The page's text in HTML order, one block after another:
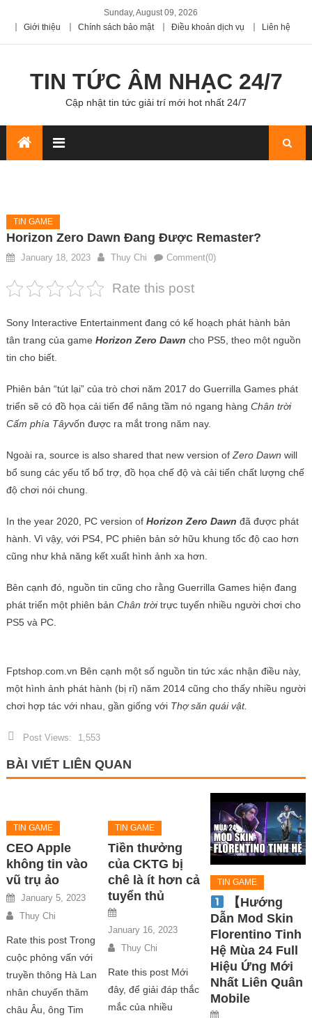
Sunday, August 09, 2026
Giới thiệu
Chính sách bảo mật Điều khoản dịch vụ Liên hệ
TIN TỨC ÂM NHẠC 24/7
Cập nhật tin tức giải trí mới hot nhất 24/7
TIN GAME
Horizon Zero Dawn Đang Được Remaster?
January 18, 2023 Thuy Chi Comment(0)
Rate this post
Sony Interactive Entertainment đang có kế hoạch phát hành bản
tân trang của game Horizon Zero Dawn cho PS5, theo một nguồn
tin cho biết.
Phiên bản “tút lại” của trò chơi năm 2017 do Guerrilla Games phát
triển sẽ có đồ họa cải tiến để nâng tầm nó ngang hàng Chân trời
Cấm phía Tâyvốn được ra mắt trong năm nay.
Ngoài ra, source is also shared that new version of Zero Dawn will
bổ sung các yếu tố bổ trợ, đồ họa chế độ và cải tiến chất lượng chế
độ chơi nói chung.
In the year 2020, PC version of Horizon Zero Dawn đã được phát
hành. Vì vậy, với PS4, PC phiên bản sở hữu khung tốc độ cao hơn
cũng như khả năng kết xuất hình ảnh xa hơn.
Bên cạnh đó, nguồn tin cũng cho rằng Guerrilla Games hiện đang
phát triển một phiên bản Chân trờitrực tuyến nhiều người chơi cho
PS5 và PC.
Fptshop.com.vn Bên cạnh một số nguồn tin tức xác nhận điều này,
một hình ảnh phát hành (bị rỉ) năm 2014 cũng cho thấy nhiều người
chơi hợp tác với nhau, gần giống với Thợ săn quái vật.
Post Views: 1,553
BÀI VIẾT LIÊN QUAN
TIN GAME
CEO Apple
không tin vào
vũ trụ ảo
January 5, 2023
Thuy Chi
Rate this post Trong
cuộc phỏng vấn với
truyền thông Hà Lan
nhân chuyến thăm
châu Âu, ông Tim
TIN GAME
Tiền thưởng
của CKTG bị
chê là ít hơn cả
tuyển thủ
January 16, 2023
Thuy Chi
Rate this post Mới
đây, để giải đáp thắc
mắc của nhiều
TIN GAME
【Hướng
Dẫn Mod Skin
Florentino Tinh
Hệ Mùa 24 Full
Hiệu Ứng Mới
Nhất Liên Quân
Mobile